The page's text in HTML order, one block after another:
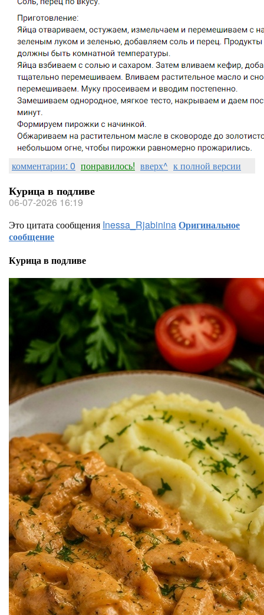
комментарии: 0 понравилось! вверх^ к полной версии
Курица в подливе
06-07-2026 16:19
Это цитата сообщения Inessa_RjabininaОригинальное
сообщение
Курица в подливе